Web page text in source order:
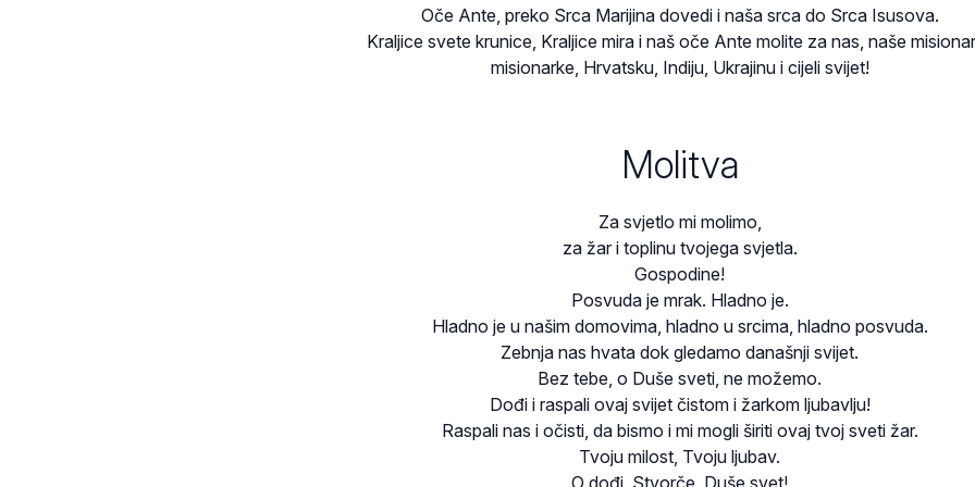
Oče Ante, preko Srca Marijina dovedi i naša srca do Srca Isusova.
Kraljice svete krunice, Kraljice mira i naš oče Ante molite za nas, naše
misionarke, Hrvatsku, Indiju, Ukrajinu i cijeli svijet!
Molitva
Za svjetlo mi molimo,
za žar i toplinu tvojega svjetla.
Gospodine!
Posvuda je mrak. Hladno je.
Hladno je u našim domovima, hladno u srcima, hladno posvuda.
Zebnja nas hvata dok gledamo današnji svijet.
Bez tebe, o Duše sveti, ne možemo.
Dođi i raspali ovaj svijet čistom i žarkom ljubavlju!
Raspali nas i očisti, da bismo i mi mogli širiti ovaj tvoj sveti žar.
Tvoju milost, Tvoju ljubav.
O dođi, Stvorče, Duše svet!